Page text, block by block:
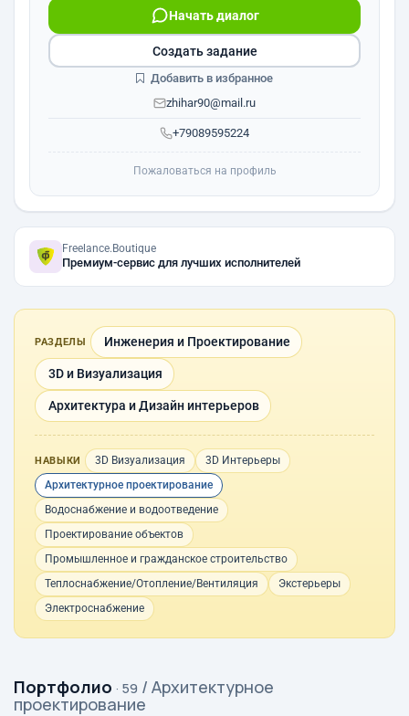
+79089595224
Начать диалог
zhihar90@mail.ru
Создать задание
Добавить в избранное
Пожаловаться на профиль
Freelance.Boutique
Премиум-сервис для лучших исполнителей
РАЗДЕЛЫ Инженерия и Проектирование
3D и Визуализация
Архитектура и Дизайн интерьеров
НАВЫКИ 3D Визуализация
3D Интерьеры
Архитектурное проектирование
Водоснабжение и водоотведение
Проектирование объектов
Промышленное и гражданское строительство
Теплоснабжение/Отопление/Вентиляция
Экстерьеры
Электроснабжение
Портфолио · 59 / Архитектурное
проектирование